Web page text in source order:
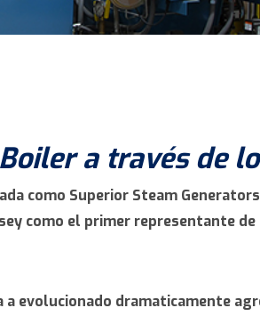
a través de
como Superior Steam
como el primer representante
evolucionado dramaticamente